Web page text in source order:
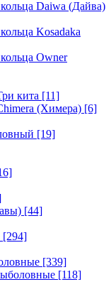
Daiwa (Дайва)
Kosadaka
Owner
кита [11]
(Химера) [6]
[19]
[44]
[294]
[339]
[118]